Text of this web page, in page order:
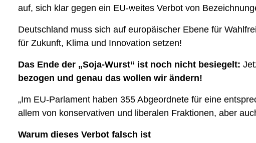
auf, sich klar gegen ein EU-weites Verbot von
Deutschland muss sich auf europäischer Ebene für
für Zukunft, Klima und Innovation setzen!
Das Ende der „Soja-Wurst“ ist noch nicht besiegelt:
bezogen und genau das wollen wir ändern!
„Im EU-Parlament haben 355 Abgeordnete für eine
allem von konservativen und liberalen Fraktionen, aber
Warum dieses Verbot falsch ist